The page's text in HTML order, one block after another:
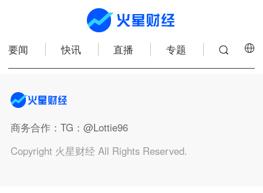
要闻 快讯 直播 专题
商务合作：TG：@Lottie96
Copyright 火星财经 All Rights Reserved.